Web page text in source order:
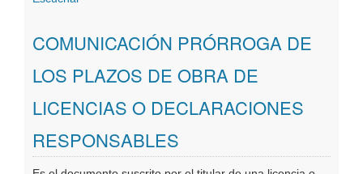
Oficinas Virtuales
Publicaciones
COMUNICACIÓN PRÓRROGA DE
LOS PLAZOS DE OBRA DE
LICENCIAS O DECLARACIONES
RESPONSABLES